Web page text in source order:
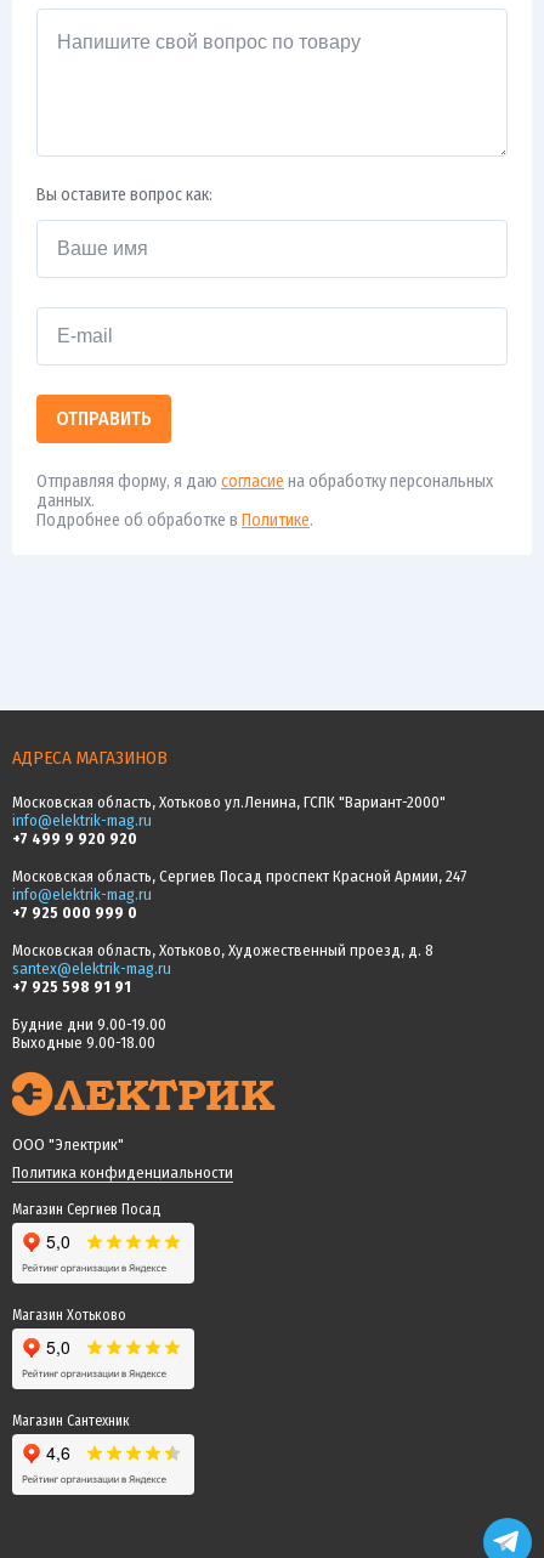
Вы оставите вопрос как:
ОТПРАВИТЬ
Отправляя форму, я даю согласие на обработку персональных
данных.
Подробнее об обработке в Политике.
АДРЕСА МАГАЗИНОВ
Московская область, Хотьково ул.Ленина, ГСПК "Вариант-2000"
info@elektrik-mag.ru
+7 499 9 920 920
Московская область, Сергиев Посад проспект Красной Армии, 247
info@elektrik-mag.ru
+7 925 000 999 0
Московская область, Хотьково, Художественный проезд, д. 8
santex@elektrik-mag.ru
+7 925 598 91 91
Будние дни 9.00-19.00
Выходные 9.00-18.00
ООО "Электрик"
Политика конфиденциальности
Магазин Сергиев Посад
Магазин Хотьково
Магазин Сантехник